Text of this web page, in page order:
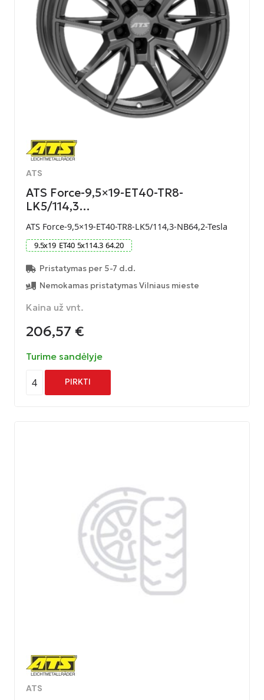
ATS
ATS Force-9,5×19-ET40-TR8-
LK5/114,3…
ATS Force-9,5×19-ET40-TR8-LK5/114,3-NB64,2-Tesla
9.5x19 ET40 5x114.3 64.20
Pristatymas per 5-7 d.d.
Nemokamas pristatymas Vilniaus mieste
Kaina už vnt.
206,57 €
Turime sandėlyje
4 PIRKTI
ATS